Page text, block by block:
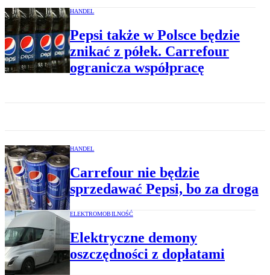
HANDEL
Pepsi także w Polsce będzie
znikać z półek. Carrefour
ogranicza współpracę
HANDEL
Carrefour nie będzie
sprzedawać Pepsi, bo za droga
ELEKTROMOBILNOŚĆ
Elektryczne demony
oszczędności z dopłatami